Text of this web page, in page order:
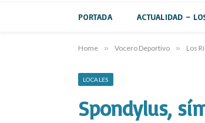
PORTADA ACTUALIDAD –
Home » Vocero Deportivo » Los
LOCALES
Spondylus,